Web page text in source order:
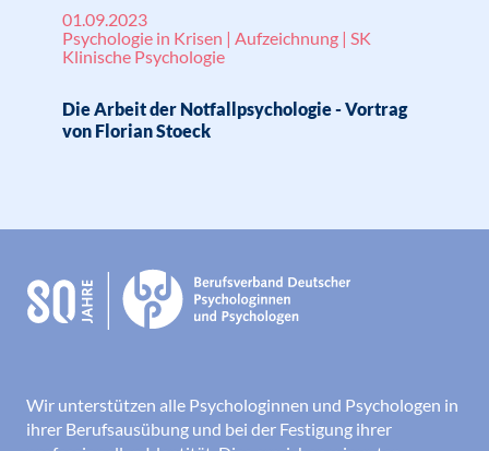
01.09.2023
Psychologie in Krisen | Aufzeichnung | SK
Klinische Psychologie
Die Arbeit der Notfallpsychologie - Vortrag
von Florian Stoeck
Wir unterstützen alle Psychologinnen und Psychologen in
ihrer Berufsausübung und bei der Festigung ihrer